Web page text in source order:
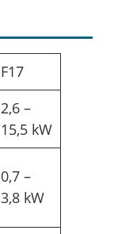
F17
2,6 –
15,5 kW
0,7 –
3,8 kW